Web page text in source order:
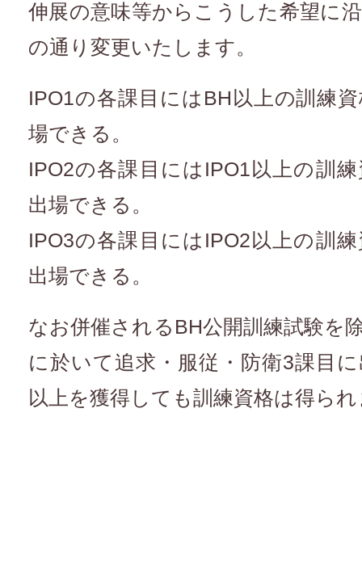
伸展の意味等からこうした希望に
の通り変更いたします。
IPO1の各課目にはBH以上の訓練
場できる。
IPO2の各課目にはIPO1以上の訓
出場できる。
IPO3の各課目にはIPO2以上の訓
出場できる。
なお併催されるBH公開訓練試験を
に於いて追求・服従・防衛3課目
以上を獲得しても訓練資格は得ら